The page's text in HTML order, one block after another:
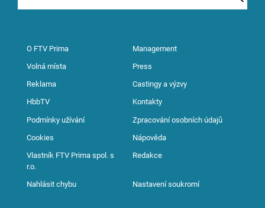
O FTV Prima Management
Volná místa Press
Reklama Castingy a výzvy
HbbTV Kontakty
Podmínky užívání Zpracování osobních údajů
Cookies Nápověda
Vlastník FTV Prima spol. s
r.o.
Redakce
Nahlásit chybu Nastavení soukromí